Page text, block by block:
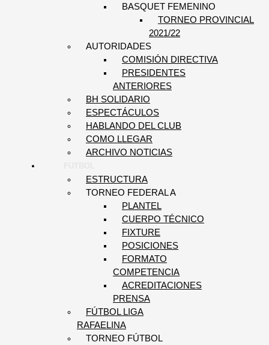
BASQUET FEMENINO
TORNEO PROVINCIAL
2021/22
AUTORIDADES
COMISIÓN DIRECTIVA
PRESIDENTES
ANTERIORES
BH SOLIDARIO
ESPECTÁCULOS
HABLANDO DEL CLUB
COMO LLEGAR
ARCHIVO NOTICIAS
ESTRUCTURA
TORNEO FEDERAL A
PLANTEL
CUERPO TÉCNICO
FIXTURE
POSICIONES
FORMATO
COMPETENCIA
ACREDITACIONES
PRENSA
FÚTBOL LIGA
RAFAELINA
TORNEO FÚTBOL